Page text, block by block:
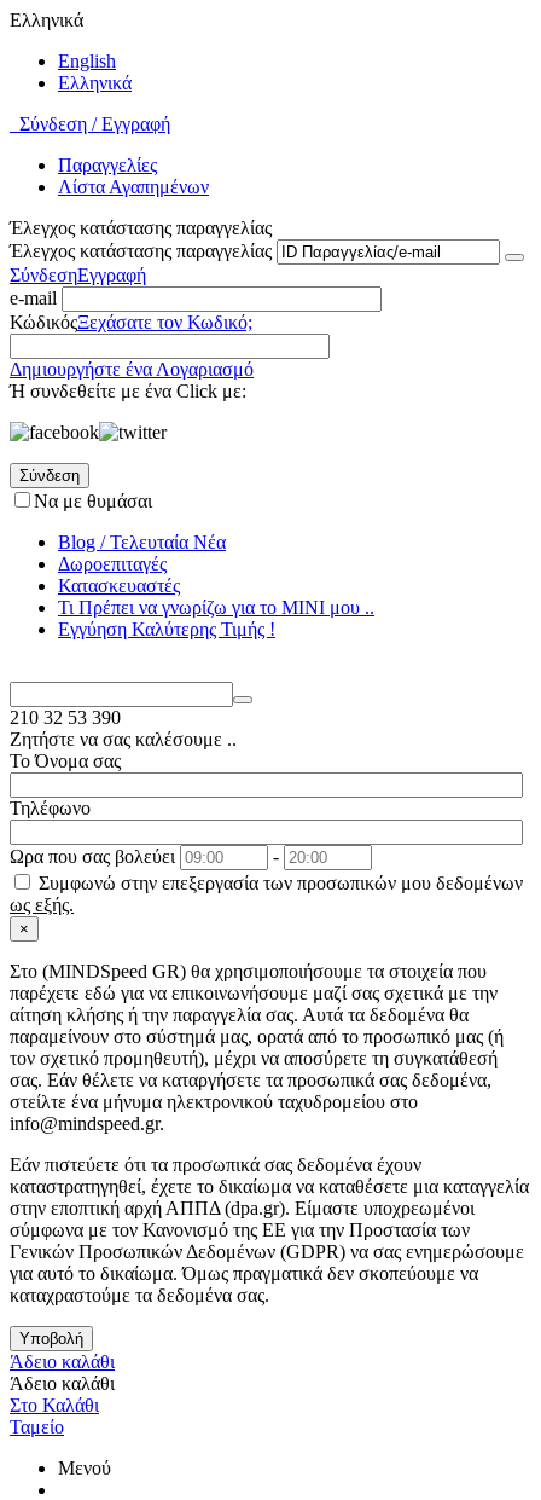
Ελληνικά
English
Ελληνικά
Σύνδεση / Εγγραφή
Παραγγελίες
Λίστα Αγαπημένων
Έλεγχος κατάστασης παραγγελίας
Έλεγχος κατάστασης παραγγελίας
ΣύνδεσηΕγγραφή
e-mail
ΚώδικόςΞεχάσατε τον Κωδικό;
Δημιουργήστε ένα Λογαριασμό
Ή συνδεθείτε με ένα Click με:
Σύνδεση
Να με θυμάσαι
Blog / Τελευταία Νέα
Δωροεπιταγές
Κατασκευαστές
Τι Πρέπει να γνωρίζω για το MΙΝΙ μου ..
Εγγύηση Καλύτερης Τιμής !
210 32 53 390
Ζητήστε να σας καλέσουμε ..
Το Όνομα σας
Τηλέφωνο
Ωρα που σας βολεύει
-
Συμφωνώ στην επεξεργασία των προσωπικών μου δεδομένων
ως εξής.
×
Στo (MINDSpeed GR) θα χρησιμοποιήσουμε τα στοιχεία που
παρέχετε εδώ για να επικοινωνήσουμε μαζί σας σχετικά με την
αίτηση κλήσης ή την παραγγελία σας. Αυτά τα δεδομένα θα
παραμείνουν στο σύστημά μας, ορατά από το προσωπικό μας (ή
τον σχετικό προμηθευτή), μέχρι να αποσύρετε τη συγκατάθεσή
σας. Εάν θέλετε να καταργήσετε τα προσωπικά σας δεδομένα,
στείλτε ένα μήνυμα ηλεκτρονικού ταχυδρομείου στο
info@mindspeed.gr.
Εάν πιστεύετε ότι τα προσωπικά σας δεδομένα έχουν
καταστρατηγηθεί, έχετε το δικαίωμα να καταθέσετε μια καταγγελία
στην εποπτική αρχή ΑΠΠΔ (dpa.gr). Είμαστε υποχρεωμένοι
σύμφωνα με τον Κανονισμό της ΕΕ για την Προστασία των
Γενικών Προσωπικών Δεδομένων (GDPR) να σας ενημερώσουμε
για αυτό το δικαίωμα. Όμως πραγματικά δεν σκοπεύουμε να
καταχραστούμε τα δεδομένα σας.
Υποβολή
Άδειο καλάθι
Άδειο καλάθι
Στο Καλάθι
Ταμείο
Μενού